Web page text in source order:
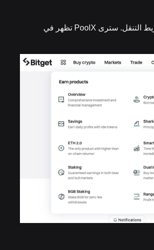
على شريط التنقل. سترى PoolX تظهر في